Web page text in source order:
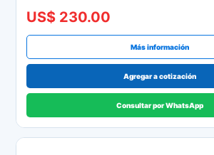
US$ 230.00
Más información
Agregar a cotización
Consultar por WhatsApp